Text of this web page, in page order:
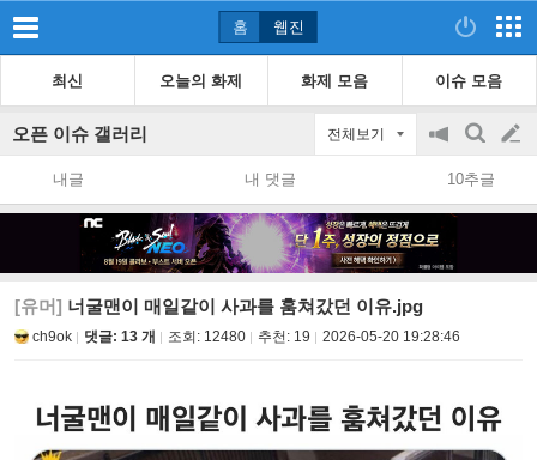
홈 웹진
최신 오늘의 화제 화제 모음 이슈 모음
오픈 이슈 갤러리 전체보기
공
지
on/off
검
색
글
쓰
내글 내 댓글 10추글
[유머] 너굴맨이 매일같이 사과를 훔쳐갔던 이유.jpg
ch9ok 댓글: 13 개 조회: 12480 추천: 19 2026-05-20 19:28:46